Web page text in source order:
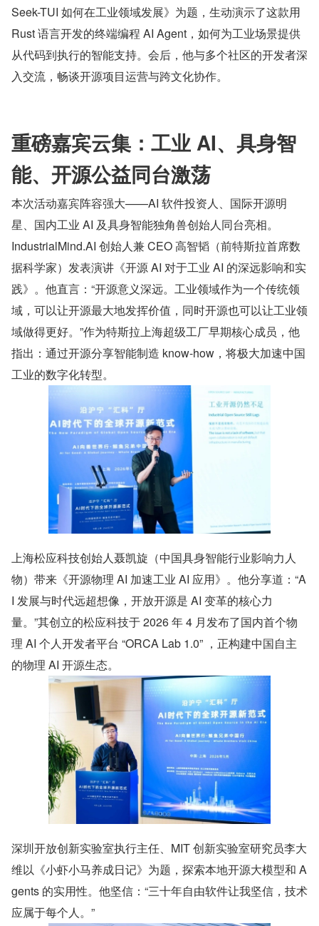
Seek-TUI 如何在工业领域发展》为题，生动演示了这款用
Rust 语言开发的终端编程 AI Agent，如何为工业场景提供
从代码到执行的智能支持。会后，他与多个社区的开发者深
入交流，畅谈开源项目运营与跨文化协作。
重磅嘉宾云集：工业 AI、具身智
能、开源公益同台激荡
本次活动嘉宾阵容强大——AI 软件投资人、国际开源明
星、国内工业 AI 及具身智能独角兽创始人同台亮相。
IndustrialMind.AI 创始人兼 CEO 高智韬（前特斯拉首席数
据科学家）发表演讲《开源 AI 对于工业 AI 的深远影响和实
践》。他直言：“开源意义深远。工业领域作为一个传统领
域，可以让开源最大地发挥价值，同时开源也可以让工业领
域做得更好。”作为特斯拉上海超级工厂早期核心成员，他
指出：通过开源分享智能制造 know-how，将极大加速中国
工业的数字化转型。
上海松应科技创始人聂凯旋（中国具身智能行业影响力人
物）带来《开源物理 AI 加速工业 AI 应用》。他分享道：“A
I 发展与时代远超想像，开放开源是 AI 变革的核心力
量。”其创立的松应科技于 2026 年 4 月发布了国内首个物
理 AI 个人开发者平台 “ORCA Lab 1.0” ，正构建中国自主
的物理 AI 开源生态。
深圳开放创新实验室执行主任、MIT 创新实验室研究员李大
维以《小虾小马养成日记》为题，探索本地开源大模型和 A
gents 的实用性。他坚信：“三十年自由软件让我坚信，技术
应属于每个人。”